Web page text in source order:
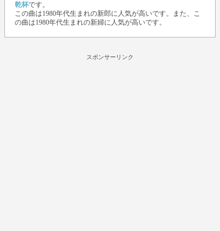
乾杯です。
この曲は1980年代生まれの新郎に人気が高いです。また、こ
の曲は1980年代生まれの新婦に人気が高いです。
スポンサーリンク